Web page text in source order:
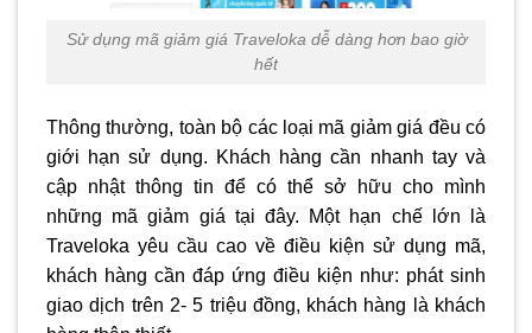
Sử dụng mã giảm giá Traveloka dễ dàng hơn bao giờ
hết
Thông thường, toàn bộ các loại mã giảm giá đều có
giới hạn sử dụng. Khách hàng cần nhanh tay và
cập nhật thông tin để có thể sở hữu cho mình
những mã giảm giá tại đây. Một hạn chế lớn là
Traveloka yêu cầu cao về điều kiện sử dụng mã,
khách hàng cần đáp ứng điều kiện như: phát sinh
giao dịch trên 2- 5 triệu đồng, khách hàng là khách